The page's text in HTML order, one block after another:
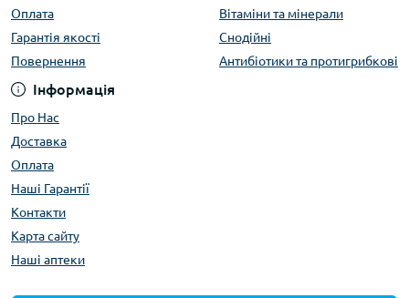
Оплата
Гарантія якості
Повернення
Вітаміни та мінерали
Снодійні
Антибіотики та протигрибкові
Інформація
Про Нас
Доставка
Оплата
Наші Гарантії
Контакти
Карта сайту
Наші аптеки